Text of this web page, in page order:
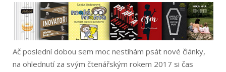
Ač poslední dobou sem moc nestíhám psát nové články,
na ohlednutí za svým čtenářským rokem 2017 si čas